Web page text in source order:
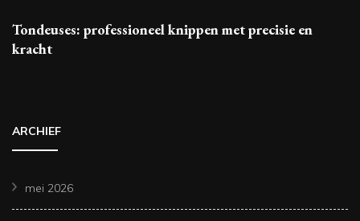
Tondeuses: professioneel knippen met precisie en
kracht
ARCHIEF
mei 2026